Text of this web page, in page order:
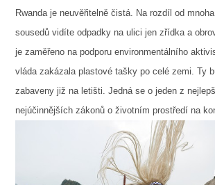
Rwanda je neuvěřitelně čistá. Na rozdíl od
sousedů vidíte odpadky na ulici jen zřídka a
je zaměřeno na podporu environmentálního
vláda zakázala plastové tašky po celé zemi. Ty
zabaveny již na letišti. Jedná se o jeden z
nejúčinnějších zákonů o životním prostředí na